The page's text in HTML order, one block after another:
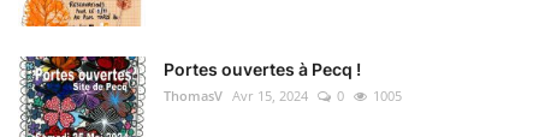
Portes ouvertes à Pecq !
ThomasV Avr 15, 2024 0 1005